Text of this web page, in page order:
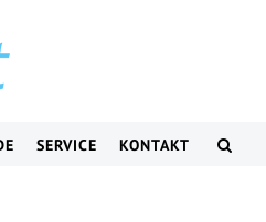
SERVICE KONTAKT